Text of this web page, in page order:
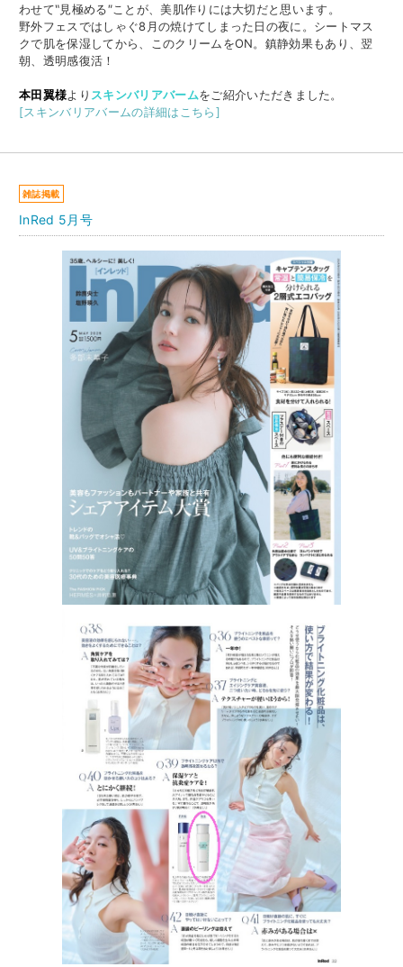
わせて‶見極める″ことが、美肌作りには大切だと思います。
野外フェスではしゃぐ8月の焼けてしまった日の夜に。シートマス
クで肌を保湿してから、このクリームをON。鎮静効果もあり、翌
朝、透明感復活！
本田翼様より スキンバリアバームをご紹介いただきました。
[スキンバリアバームの詳細はこちら]
雑誌掲載
InRed 5月号